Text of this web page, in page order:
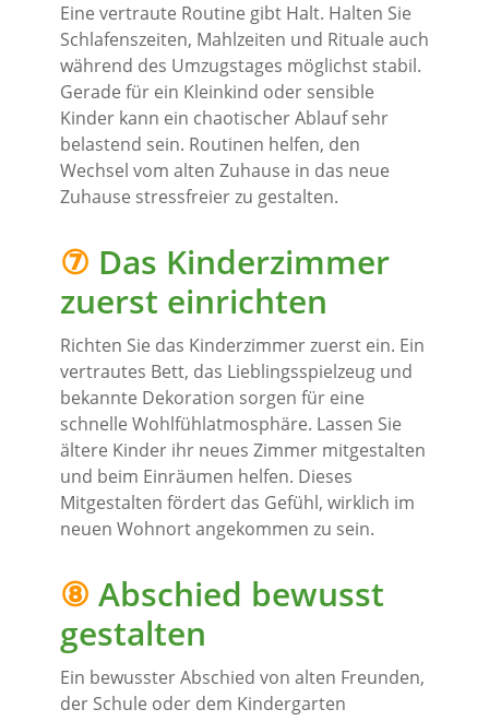
Eine vertraute Routine gibt Halt. Halten Sie
Schlafenszeiten, Mahlzeiten und Rituale auch
während des Umzugstages möglichst stabil.
Gerade für ein Kleinkind oder sensible
Kinder kann ein chaotischer Ablauf sehr
belastend sein. Routinen helfen, den
Wechsel vom alten Zuhause in das neue
Zuhause stressfreier zu gestalten.
⑦ Das Kinderzimmer
zuerst einrichten
Richten Sie das Kinderzimmer zuerst ein. Ein
vertrautes Bett, das Lieblingsspielzeug und
bekannte Dekoration sorgen für eine
schnelle Wohlfühlatmosphäre. Lassen Sie
ältere Kinder ihr neues Zimmer mitgestalten
und beim Einräumen helfen. Dieses
Mitgestalten fördert das Gefühl, wirklich im
neuen Wohnort angekommen zu sein.
⑧ Abschied bewusst
gestalten
Ein bewusster Abschied von alten Freunden,
der Schule oder dem Kindergarten